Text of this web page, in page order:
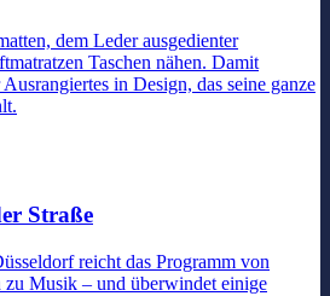
dem Leder ausgedienter
Taschen nähen. Damit
in Design, das seine ganze
Straße
reicht das Programm von
Musik – und überwindet einige